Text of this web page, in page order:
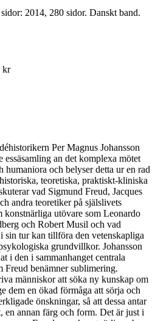
2014, 280 sidor. Danskt band.
kr
Per Magnus Johansson
essäsamling an det komplexa mötet
humaniora och belyser detta ur en rad
teoretiska, praktiskt-kliniska
vad Sigmund Freud, Jacques
andra teoretiker på själslivets
konstnärliga utövare som Leonardo
och Robert Musil och vad
sin tur kan tillföra den vetenskapliga
grundvillkor. Johansson
i den i sammanhanget centrala
Freud benämner sublimering.
människor att söka ny kunskap om
dem en ökad förmåga att sörja och
önskningar, så att dessa antar
en annan färg och form. Det är just i